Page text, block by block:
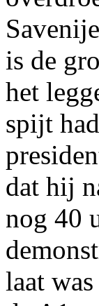
is de
het
spijt
dat hij
nog 40
laat